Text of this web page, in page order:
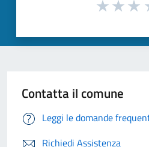
Contatta il comune
Leggi le domande
Richiedi Assistenza